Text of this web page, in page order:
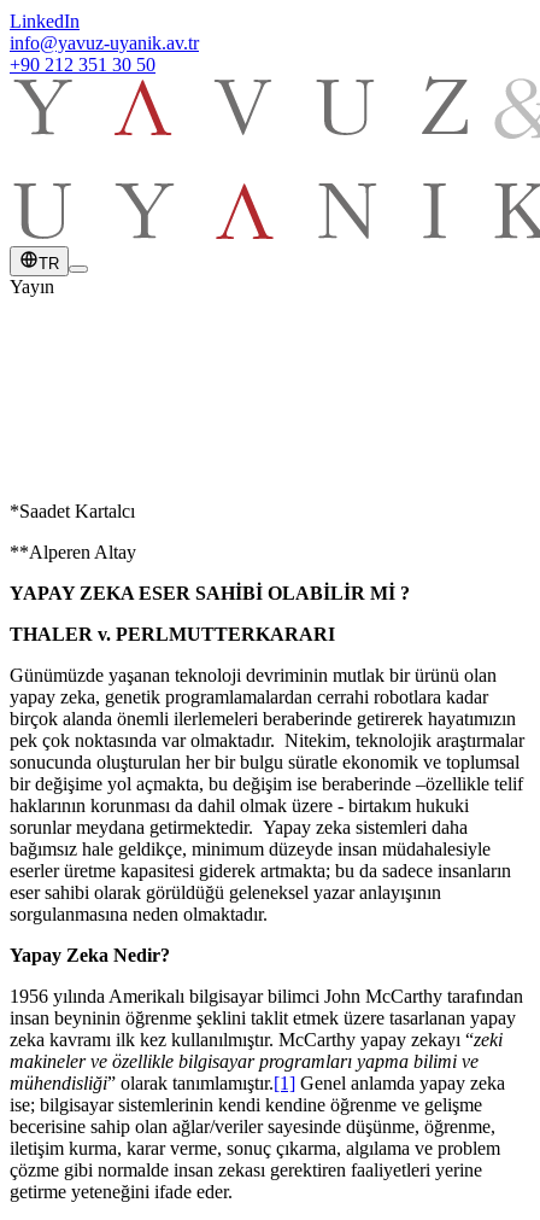
LinkedIn
info@yavuz-uyanik.av.tr
+90 212 351 30 50
TR
Yayın
*Saadet Kartalcı
**Alperen Altay
YAPAY ZEKA ESER SAHİBİ OLABİLİR Mİ ?
THALER v. PERLMUTTERKARARI
Günümüzde yaşanan teknoloji devriminin mutlak bir ürünü olan
yapay zeka, genetik programlamalardan cerrahi robotlara kadar
birçok alanda önemli ilerlemeleri beraberinde getirerek hayatımızın
pek çok noktasında var olmaktadır. Nitekim, teknolojik araştırmalar
sonucunda oluşturulan her bir bulgu süratle ekonomik ve toplumsal
bir değişime yol açmakta, bu değişim ise beraberinde –özellikle telif
haklarının korunması da dahil olmak üzere - birtakım hukuki
sorunlar meydana getirmektedir. Yapay zeka sistemleri daha
bağımsız hale geldikçe, minimum düzeyde insan müdahalesiyle
eserler üretme kapasitesi giderek artmakta; bu da sadece insanların
eser sahibi olarak görüldüğü geleneksel yazar anlayışının
sorgulanmasına neden olmaktadır.
Yapay Zeka Nedir?
1956 yılında Amerikalı bilgisayar bilimci John McCarthy tarafından
insan beyninin öğrenme şeklini taklit etmek üzere tasarlanan yapay
zeka kavramı ilk kez kullanılmıştır. McCarthy yapay zekayı “zeki
makineler ve özellikle bilgisayar programları yapma bilimi ve
mühendisliği” olarak tanımlamıştır.[1] Genel anlamda yapay zeka
ise; bilgisayar sistemlerinin kendi kendine öğrenme ve gelişme
becerisine sahip olan ağlar/veriler sayesinde düşünme, öğrenme,
iletişim kurma, karar verme, sonuç çıkarma, algılama ve problem
çözme gibi normalde insan zekası gerektiren faaliyetleri yerine
getirme yeteneğini ifade eder.